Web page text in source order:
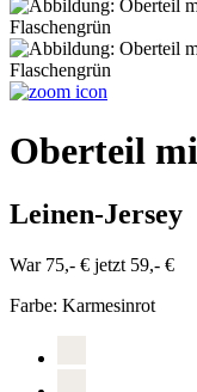
Oberteil
Leinen-Jersey
War 75,- € jetzt 59,- €
Farbe: Karmesinrot